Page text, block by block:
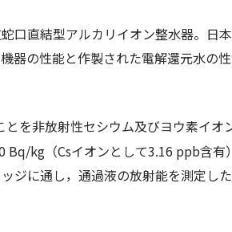
口直結型アルカリイオン整水器。日
器の性能と作製された電解還元水の
を非放射性セシウム及びヨウ素イオ
Bq/kg（Csイオンとして3.16 ppb含有
ジに通し，通過液の放射能を測定し